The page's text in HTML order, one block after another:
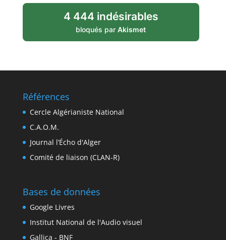
4 444 indésirables
bloqués parAkismet
Références
Cercle Algérianiste National
C.A.O.M.
Journal l’Écho d'Alger
Comité de liaison (CLAN-R)
Bases de données
Google Livres
Institut National de l'Audio visuel
Gallica - BNF